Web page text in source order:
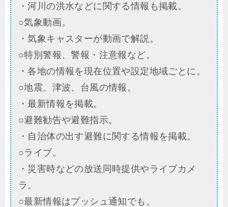
・河川の洪水などに関する情報も掲載。
○気象動画。
・気象キャスターが動画で解説。
○特別警報、警報・注意報など。
・各地の情報を現在位置や設定地域ごとに。
○地震、津波、台風の情報。
・最新情報を掲載。
○避難勧告や避難指示。
・自治体の出す避難に関する情報を掲載。
○ライブ。
・災害時などの放送同時提供やライブカメ
ラ。
○最新情報はプッシュ通知でも。